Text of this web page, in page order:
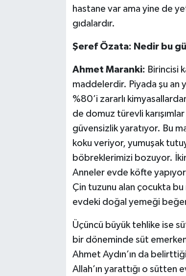
hastane var ama yine de
gıdalardır.
Şeref Özata: Nedir bu
Ahmet Maranki: Birincisi
maddelerdir. Piyada şu an
%80’i zararlı
de domuz türevli
güvensizlik yaratıyor. Bu
koku veriyor, yumuşak
böbreklerimizi bozuyor.
Anneler evde köfte
Çin tuzunu alan çocukta bu
evdeki doğal yemeği
Üçüncü büyük tehlike ise
bir döneminde süt
Ahmet Aydın’ın da
Allah’ın yarattığı o